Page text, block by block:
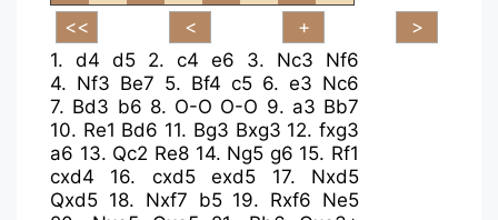
1. d4 d5 2. c4 e6 3. Nc3
Nf6
4. Nf3 Be7 5. Bf4 c5 6. e3 Nc6
7. Bd3 b6 8. O-O O-O 9. a3 Bb7
10. Re1 Bd6 11. Bg3 Bxg3 12.fxg3
a6 13. Qc2 Re8 14. Ng5 g6 15. Rf1
cxd4
16. cxd5 exd5 17. Nxd5
Qxd5 18. Nxf7 b5 19. Rxf6 Ne5